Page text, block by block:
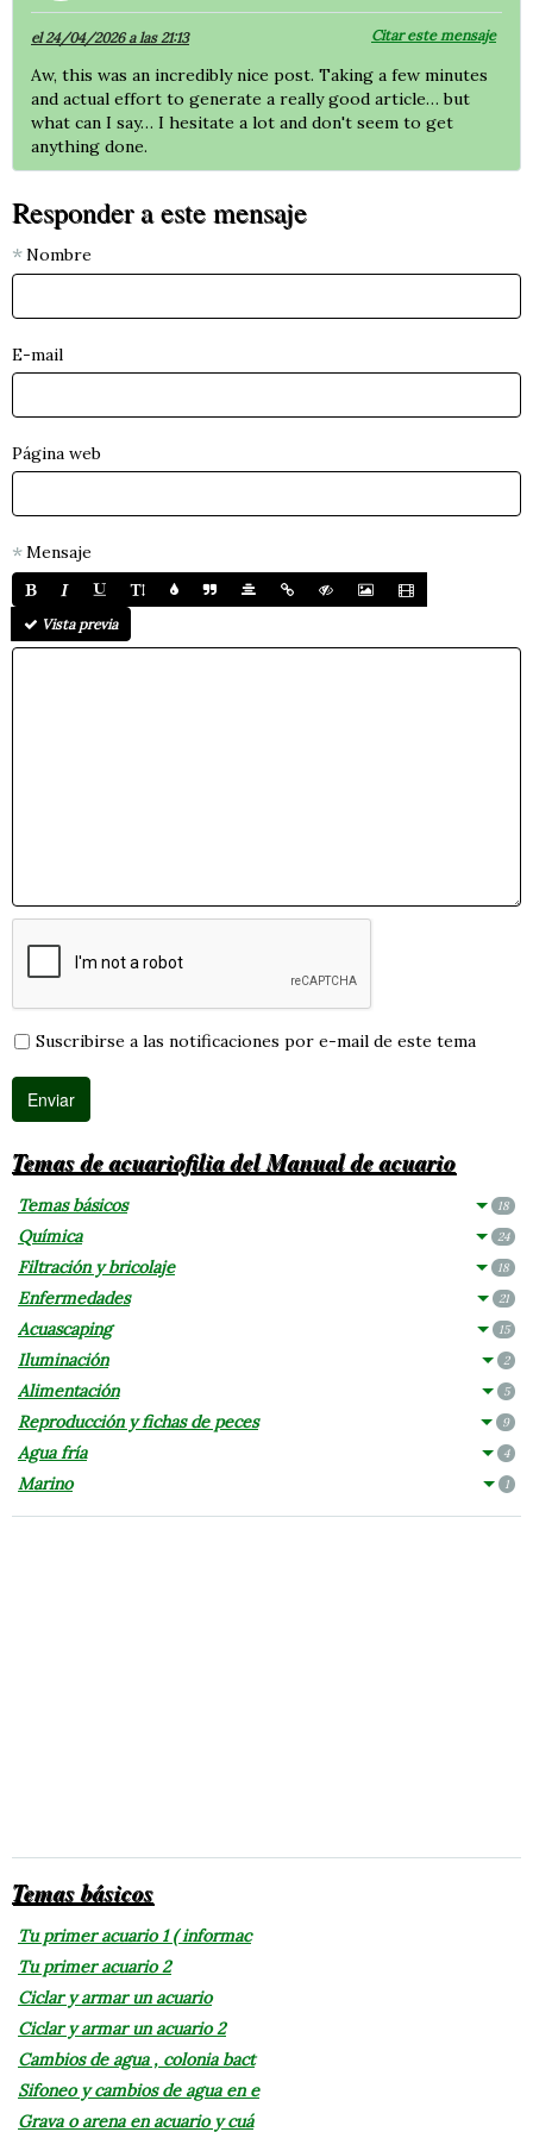
el 24/04/2026 a las 21:13 Citar este mensaje
Aw, this was an incredibly nice post. Taking a few minutes
and actual effort to generate a really good article… but
what can I say… I hesitate a lot and don't seem to get
anything done.
Responder a este mensaje
Nombre
E-mail
Página web
Mensaje
Vista previa
Suscribirse a las notificaciones por e-mail de este tema
Temas de acuariofilia del Manual de acuario
Temas básicos 18
Química 24
Filtración y bricolaje 18
Enfermedades 21
Acuascaping 15
Iluminación 2
Alimentación 5
Reproducción y fichas de peces 9
Agua fría 4
Marino 1
Temas básicos
Tu primer acuario 1 ( informac
Tu primer acuario 2
Ciclar y armar un acuario
Ciclar y armar un acuario 2
Cambios de agua , colonia bact
Sifoneo y cambios de agua en e
Grava o arena en acuario y cuá